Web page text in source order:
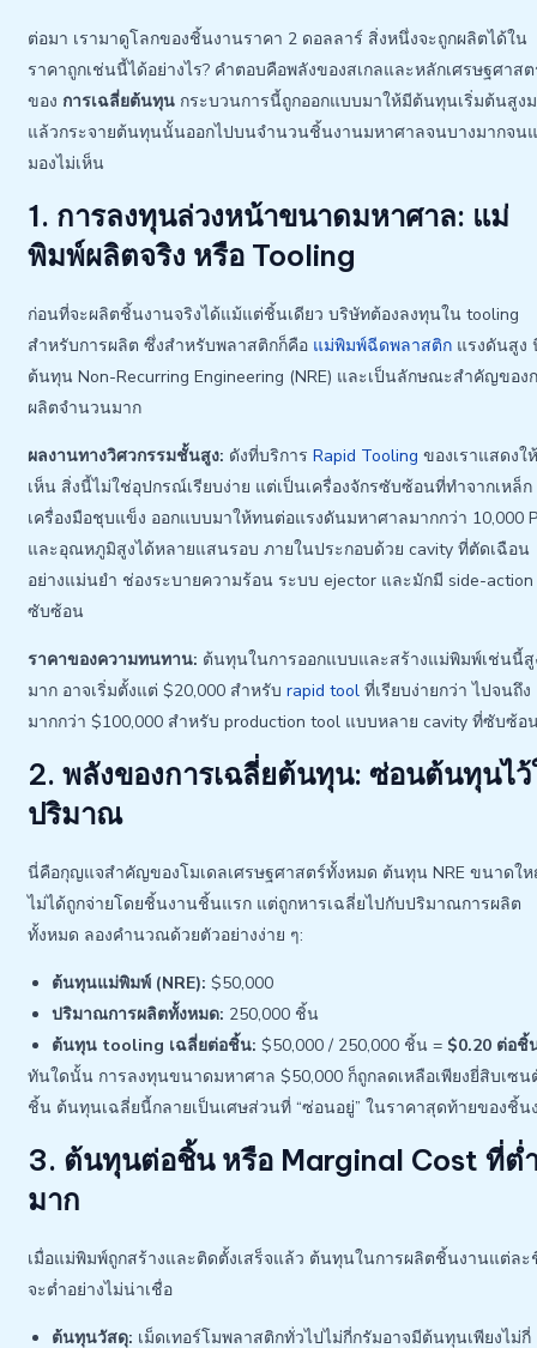
ต่อมา เรามาดูโลกของชิ้นงานราคา 2 ดอลลาร์ สิ่งหนึ่งจะถูกผลิตได้ใน
ราคาถูกเช่นนี้ได้อย่างไร? คำตอบคือพลังของสเกลและหลักเศรษฐศาส
ของ การเฉลี่ยต้นทุน กระบวนการนี้ถูกออกแบบมาให้มีต้นทุนเริ่มต้นสูง
แล้วกระจายต้นทุนนั้นออกไปบนจำนวนชิ้นงานมหาศาลจนบางมากจน
มองไม่เห็น
1. การลงทุนล่วงหน้าขนาดมหาศาล: แม่
พิมพ์ผลิตจริง หรือ Tooling
ก่อนที่จะผลิตชิ้นงานจริงได้แม้แต่ชิ้นเดียว บริษัทต้องลงทุนใน tooling
สำหรับการผลิต ซึ่งสำหรับพลาสติกก็คือ แม่พิมพ์ฉีดพลาสติก แรงดันสูง
ต้นทุน Non-Recurring Engineering (NRE) และเป็นลักษณะสำคัญของ
ผลิตจำนวนมาก
ผลงานทางวิศวกรรมชั้นสูง: ดังที่บริการRapid Tooling ของเราแสดงใ
เห็น สิ่งนี้ไม่ใช่อุปกรณ์เรียบง่าย แต่เป็นเครื่องจักรซับซ้อนที่ทำจากเหล็ก
เครื่องมือชุบแข็ง ออกแบบมาให้ทนต่อแรงดันมหาศาลมากกว่า 10,000
และอุณหภูมิสูงได้หลายแสนรอบ ภายในประกอบด้วย cavity ที่ตัดเฉือน
อย่างแม่นยำ ช่องระบายความร้อน ระบบ ejector และมักมี side-
ซับซ้อน
ราคาของความทนทาน: ต้นทุนในการออกแบบและสร้างแม่พิมพ์เช่นนี้สู
มาก อาจเริ่มตั้งแต่ $20,000 สำหรับrapid tool ที่เรียบง่ายกว่า ไปจนถึง
มากกว่า $100,000 สำหรับ production tool แบบหลาย cavity ที่ซับซ้อ
2. พลังของการเฉลี่ยต้นทุน: ซ่อนต้นทุนไ
ปริมาณ
นี่คือกุญแจสำคัญของโมเดลเศรษฐศาสตร์ทั้งหมด ต้นทุน NRE ขนาดใ
ไม่ได้ถูกจ่ายโดยชิ้นงานชิ้นแรก แต่ถูกหารเฉลี่ยไปกับปริมาณการผลิต
ทั้งหมด ลองคำนวณด้วยตัวอย่างง่าย ๆ:
ต้นทุนแม่พิมพ์ (NRE): $50,000
ปริมาณการผลิตทั้งหมด: 250,000 ชิ้น
ต้นทุน tooling เฉลี่ยต่อชิ้น: $50,000 / 250,000 ชิ้น = $0.20 ต่อชิ้
ทันใดนั้น การลงทุนขนาดมหาศาล $50,000 ก็ถูกลดเหลือเพียงยี่สิบเซน
ชิ้น ต้นทุนเฉลี่ยนี้กลายเป็นเศษส่วนที่ “ซ่อนอยู่” ในราคาสุดท้ายของชิ้น
3. ต้นทุนต่อชิ้น หรือ Marginal Cost ที่ต่
มาก
เมื่อแม่พิมพ์ถูกสร้างและติดตั้งเสร็จแล้ว ต้นทุนในการผลิตชิ้นงานแต่ล
จะต่ำอย่างไม่น่าเชื่อ
ต้นทุนวัสดุ: เม็ดเทอร์โมพลาสติกทั่วไปไม่กี่กรัมอาจมีต้นทุนเพียงไม่กี่